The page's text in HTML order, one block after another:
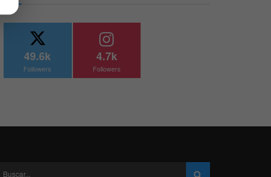
49.6k
Followers
4.7k
Followers